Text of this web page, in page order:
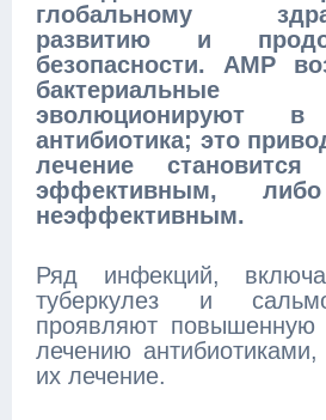
глобальному
развитию и
безопасности. АМР
бактериальные
эволюционируют в
антибиотика; это
лечение
эффективным,
неэффективным.
Ряд инфекций,
туберкулез и
проявляют повышенную
лечению антибиотиками,
их лечение.